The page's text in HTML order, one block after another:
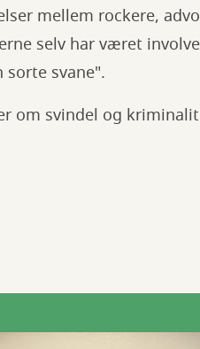
mellem rockere,
selv har været
svane".
om svindel og